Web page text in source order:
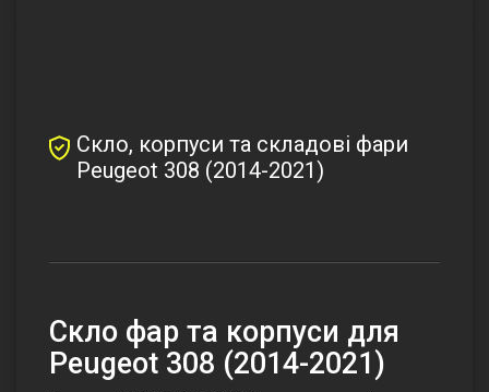
Скло, корпуси та складові фари
Peugeot 308 (2014-2021)
Скло фар та корпуси для
Peugeot 308 (2014-2021)